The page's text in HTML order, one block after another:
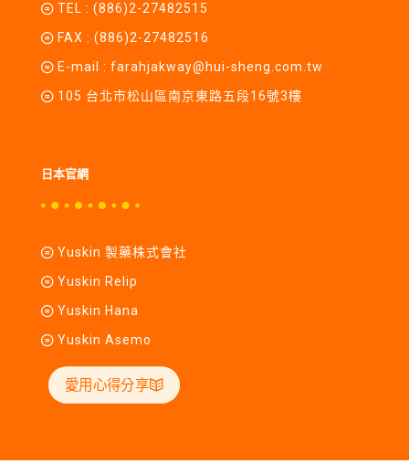
TEL : (886)2-27482515
FAX : (886)2-27482516
E-mail : farahjakway@hui-sheng.com.tw
105 台北市松山區南京東路五段16號3樓
日本官網
Yuskin 製藥株式會社
Yuskin Relip
Yuskin Hana
Yuskin Asemo
愛用心得分享